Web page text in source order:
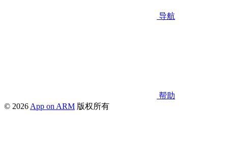
导航
帮助
© 2026 App on ARM 版权所有